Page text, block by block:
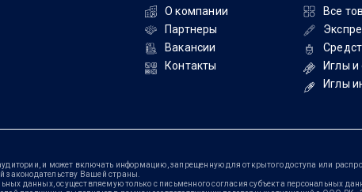
О компании
Партнеры
Вакансии
Контакты
Все
Иглы
Иглы
и может включать информацию, запрещенную для открытого доступа или
законодательству Вашей страны.
данных, осуществляемую только с письменного согласия субъекта персональных